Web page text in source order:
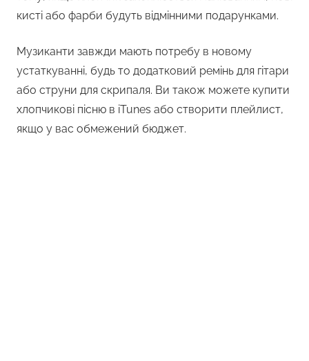
кисті або фарби будуть відмінними подарунками.
Музиканти завжди мають потребу в новому
устаткуванні, будь то додатковий ремінь для гітари
або струни для скрипаля. Ви також можете купити
хлопчикові пісню в iTunes або створити плейлист,
якщо у вас обмежений бюджет.